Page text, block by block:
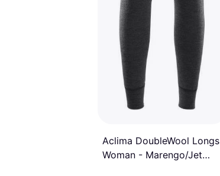
Aclima DoubleWool Longs
Woman - Marengo/Jet